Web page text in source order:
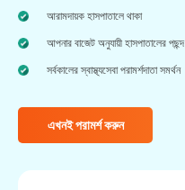
আরামদায়ক হাসপাতালে থাকা
আপনার বাজেট অনুযায়ী হাসপাতালের পছন্দ
সর্বকালের স্বাস্থ্যসেবা পরামর্শদাতা সমর্থন
এখনই পরামর্শ করুন